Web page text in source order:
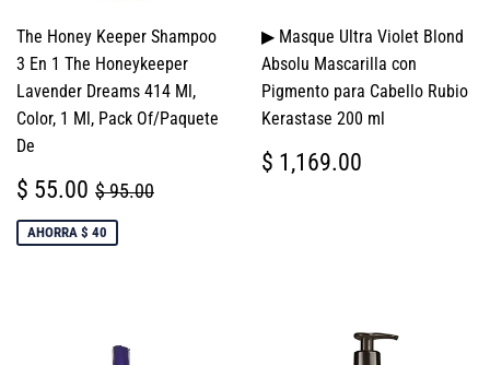
The Honey Keeper Shampoo
3 En 1 The Honeykeeper
Lavender Dreams 414 Ml,
Color, 1 Ml, Pack Of/Paquete
De
PRECIO
DE
VENTA
$ 55.00 $
55.00
PRECIO HABITUAL
$ 95.00
AHORRA $ 40
▶ Masque Ultra Violet Blond
Absolu Mascarilla con
Pigmento para Cabello Rubio
Kerastase 200 ml
PRECIO
HABITUAL
$ 1,169.00